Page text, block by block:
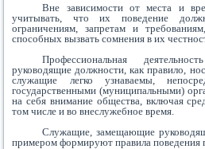
Вне зависимости от места и
учитывать, что их поведение
ограничениям, запретам и
способных вызвать сомнения в их
Профессиональная
руководящие должности, как правило,
служащие легко узнаваемы,
государственными (муниципальными)
на себя внимание общества, включая
том числе и во внеслужебное время.
Служащие, замещающие
примером формируют правила поведения